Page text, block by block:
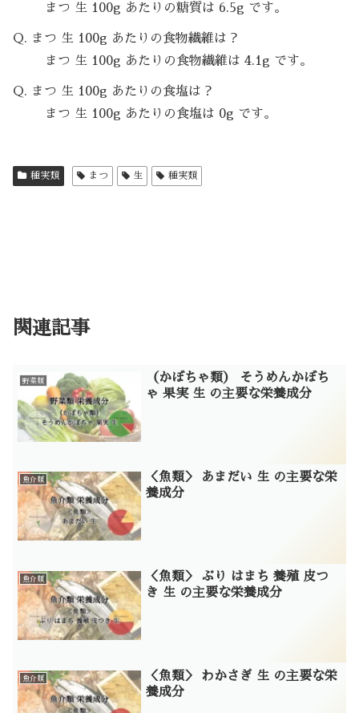
まつ 生 100g あたりの糖質は 6.5g です。
Q. まつ 生 100g あたりの食物繊維は？
まつ 生 100g あたりの食物繊維は 4.1g です。
Q. まつ 生 100g あたりの食塩は？
まつ 生 100g あたりの食塩は 0g です。
種実類 まつ 生 種実類
関連記事
野菜類
（かぼちゃ類） そうめんかぼち
ゃ 果実 生 の主要な栄養成分
魚介類
＜魚類＞ あまだい 生 の主要な栄
養成分
魚介類
＜魚類＞ ぶり はまち 養殖 皮つ
き 生 の主要な栄養成分
魚介類
＜魚類＞ わかさぎ 生 の主要な栄
養成分